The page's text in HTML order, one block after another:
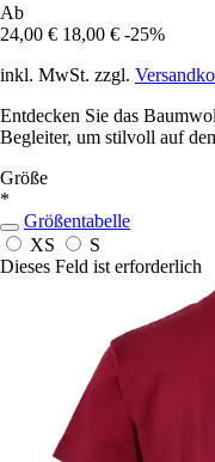
Ab
24,00 € 18,00 € -25%
inkl. MwSt. zzgl.
Entdecken Sie das
Begleiter, um stilvoll auf
Größe
*
Größentabelle
XS
S
Dieses Feld ist erforderlich